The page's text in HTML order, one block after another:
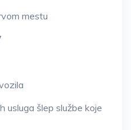
mestu
usluga šlep službe koje